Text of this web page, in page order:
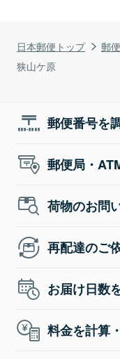
日本郵便トップ 郵
狭山ケ原
郵便番号を
郵便局・
荷物のお問
再配達のご
お届け日数
料金を計算